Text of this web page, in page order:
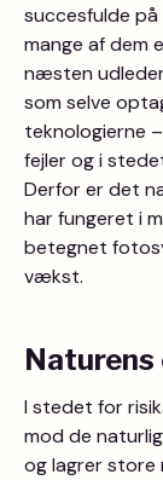
succesfulde på
mange af dem
næsten
som selve
teknologierne
fejler og i
Derfor er det
har fungeret i
betegnet
vækst.
Naturens
I stedet for
mod de
og lagrer store